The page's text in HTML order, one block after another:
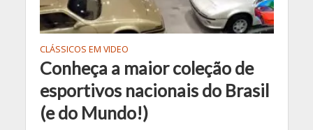
CLÁSSICOS EM VIDEO
Conheça a maior coleção de
esportivos nacionais do Brasil
(e do Mundo!)